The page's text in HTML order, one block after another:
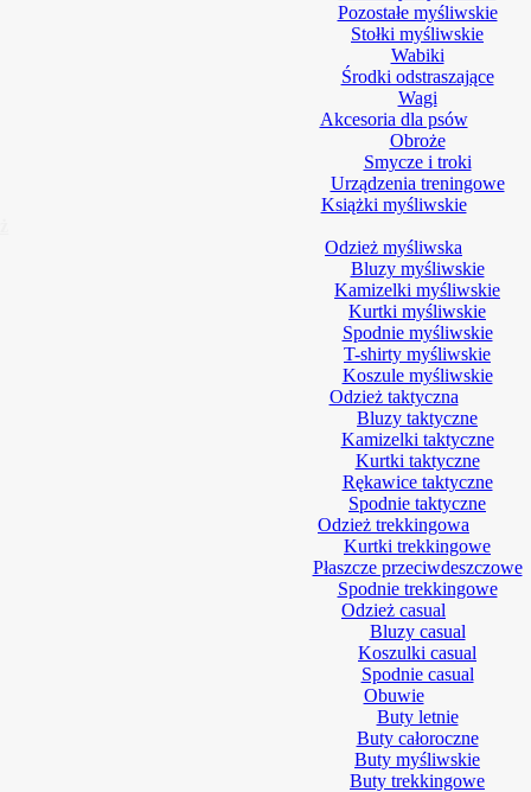
Pozostałe myśliwskie
Stołki myśliwskie
Wabiki
Środki odstraszające
Wagi
Akcesoria dla psów
Obroże
Smycze i troki
Urządzenia treningowe
Książki myśliwskie
Odzież myśliwska
Bluzy myśliwskie
Kamizelki myśliwskie
Kurtki myśliwskie
Spodnie myśliwskie
T-shirty myśliwskie
Koszule myśliwskie
Odzież taktyczna
Bluzy taktyczne
Kamizelki taktyczne
Kurtki taktyczne
Rękawice taktyczne
Spodnie taktyczne
Odzież trekkingowa
Kurtki trekkingowe
Płaszcze przeciwdeszczowe
Spodnie trekkingowe
Odzież casual
Bluzy casual
Koszulki casual
Spodnie casual
Obuwie
Buty letnie
Buty całoroczne
Buty myśliwskie
Buty trekkingowe